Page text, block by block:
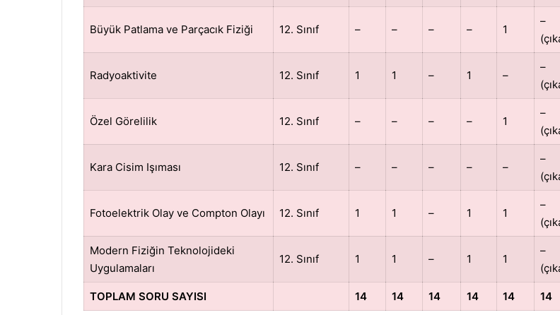
Büyük Patlama ve Parçacık Fiziği 12. Sınıf – – – – 1
–
Radyoaktivite 12. Sınıf 1 1 – 1 –
–
Özel Görelilik 12. Sınıf – – – – 1
–
Kara Cisim Işıması 12. Sınıf – – – – –
–
Fotoelektrik Olay ve Compton Olayı 12. Sınıf 1 1 – 1 1
–
Modern Fiziğin Teknolojideki
Uygulamaları
12. Sınıf 1 1 – 1 1
–
TOPLAM SORU SAYISI 14 14 14 14 14 14